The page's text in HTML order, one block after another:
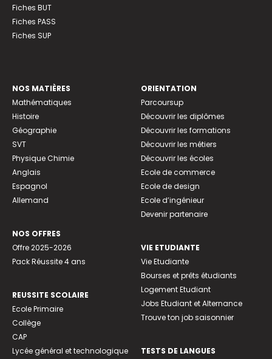
Fiches BUT
Fiches PASS
Fiches SUP
NOS MATIÈRES
Mathématiques
Histoire
Géographie
SVT
Physique Chimie
Anglais
Espagnol
Allemand
NOS OFFRES
Offre 2025-2026
Pack Réussite 4 ans
REUSSITE SCOLAIRE
Ecole Primaire
Collège
CAP
Lycée général et technologique
ORIENTATION
Parcoursup
Découvrir les diplômes
Découvrir les formations
Découvrir les métiers
Découvrir les écoles
Ecole de commerce
Ecole de design
Ecole d’ingénieur
Devenir partenaire
VIE ETUDIANTE
Vie Etudiante
Bourses et prêts étudiants
Logement Etudiant
Jobs Etudiant et Alternance
Trouve ton job saisonnier
TESTS DE LANGUES